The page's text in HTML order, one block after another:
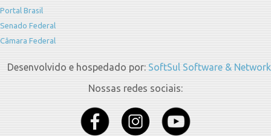
Portal Brasil
Senado Federal
Câmara Federal
Desenvolvido e hospedado por: SoftSul Software & Network
Nossas redes sociais: